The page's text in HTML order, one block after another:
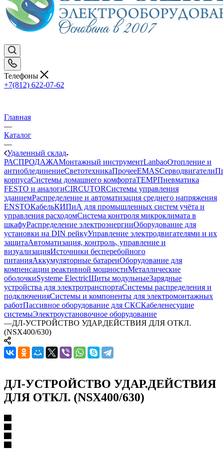
Телефоны
+7(812) 622-07-62
Главная
—
Каталог
—
Удаленный склад
РАСПРОДАЖАМонтажный инструментLanbaoОтопление и
антиоблединениеСветотехникаПрочееEMASCерводвигатели
корпусаСистемы домашнего комфортаTEMPПневматика
FESTO и аналогиCIRCUTORСистемы управления
зданиемРаспределение и автоматизация среднего напряжения
ENSTOКабельКИПиА для промышленных систем учёта и
управления расходомСистема контроля микроклимата в
шкафуРаспределение электроэнергииОборудование для
установки на DIN рейкуУправление электродвигателями и их
защитаАвтоматизация, контроль, управление и
визуализацияИсточники бесперебойного
питанияАккумуляторные батареиОборудование для
компенсации реактивной мощностиМеталлические
оболочкиSysteme ElectricЩиты модульныеЗарядные
устройства для электротранспортаСистемы распределения и
подключенияСистемы и компоненты для электромонтажных
работПассивное оборудование для СКСКабеленесущие
системыЭлектроустановочное оборудование
—ДЛ-УСТРОЙСТВО УДАР.ДЕЙСТВИЯ ДЛЯ ОТКЛ.
(NSX400/630)
ДЛ-УСТРОЙСТВО УДАР.ДЕЙСТВИЯ
ДЛЯ ОТКЛ. (NSX400/630)